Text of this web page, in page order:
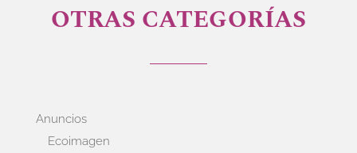
OTRAS CATEGORÍAS
Anuncios
Ecoimagen